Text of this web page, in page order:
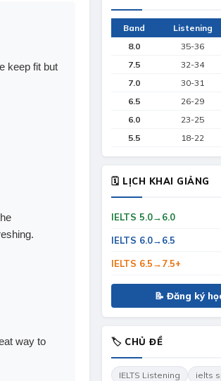
keep fit but
way to
Band Listening
8.0
35-36
7.5
32-34
7.0
30-31
6.5
26-29
6.0
23-25
5.5
18-22
🗓 LỊCH KHAI GIẢNG
IELTS 5.0→6.0
IELTS 6.0→6.5
IELTS 6.5→7.5+
📝 Đăng ký
🏷 CHỦ ĐỀ
IELTS Listening
ielts